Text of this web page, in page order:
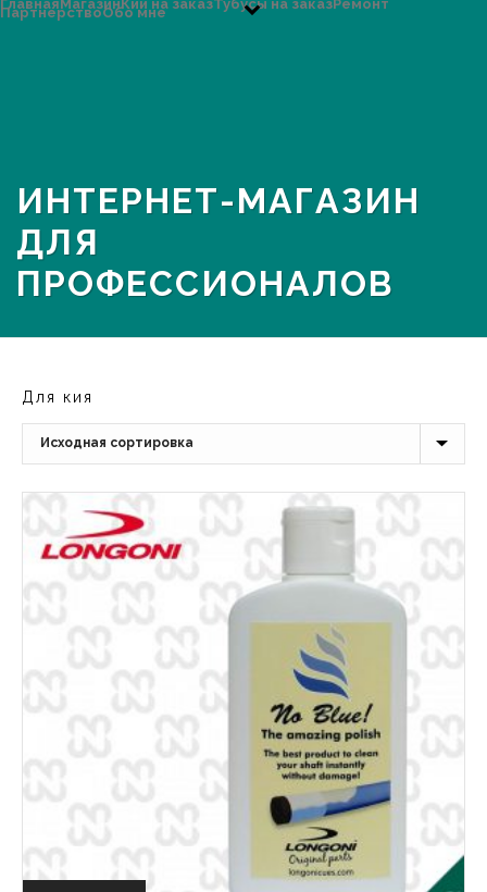
Главная МагазинКии на заказТубусы на заказРемонт
ПартнерствоОбо мне
ИНТЕРНЕТ-МАГАЗИН
ДЛЯ
ПРОФЕССИОНАЛОВ
Для кия